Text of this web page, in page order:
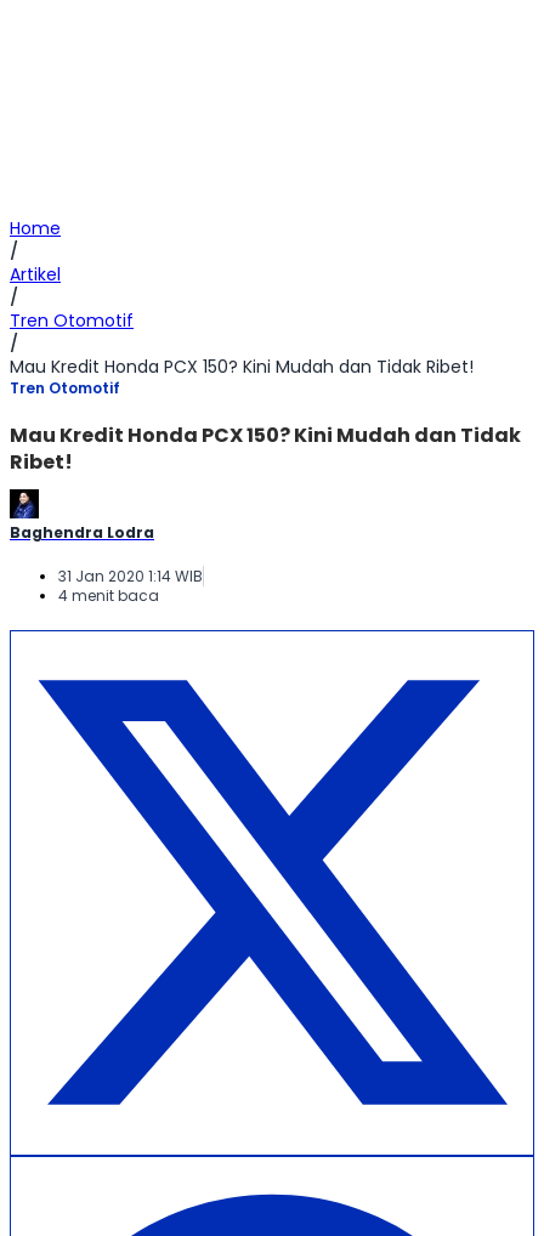
Home
/
Artikel
/
Tren Otomotif
/
Mau Kredit Honda PCX 150? Kini Mudah dan Tidak Ribet!
Tren Otomotif
Mau Kredit Honda PCX 150? Kini Mudah dan Tidak
Ribet!
Baghendra Lodra
31 Jan 2020 1:14 WIB
4 menit baca